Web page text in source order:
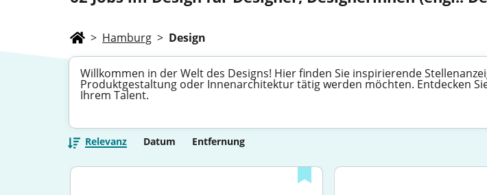
> Hamburg > Design
Willkommen in der Welt des Designs! Hier finden Sie inspirierende
Produktgestaltung oder Innenarchitektur tätig werden möchten. Entdecken
Ihrem Talent.
Relevanz Datum Entfernung